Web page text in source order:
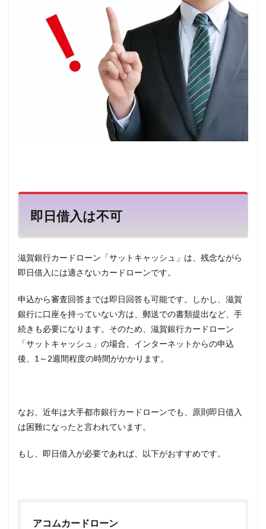
即日借入は不可
滋賀銀行カードローン「サットキャッシュ」は、残念ながら
即日借入には適さないカードローンです。
申込から審査回答までは即日回答も可能です。しかし、滋賀
銀行に口座を持っていない方は、郵送での書類提出など、手
続きも必要になります。そのため、滋賀銀行カードローン
「サットキャッシュ」の場合、インターネットからの申込
後、1～2週間程度の時間がかかります。
なお、近年は大手都市銀行カードローンでも、原則即日借入
は困難になったと言われています。
もし、即日借入が必要であれば、以下がおすすめです。
アコムカードローン